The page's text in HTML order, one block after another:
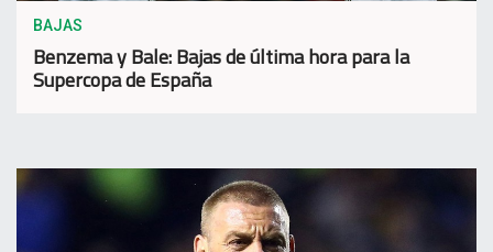
BAJAS
Benzema y Bale: Bajas de última hora para la
Supercopa de España